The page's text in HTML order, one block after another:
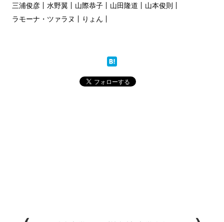
三浦俊彦
水野翼 山際恭子 山田隆道
山本俊則
ラモーナ・ツァラヌ
りょん